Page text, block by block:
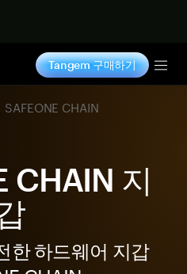
Tangem 구매하기
SAFEONE CHAIN
CHAIN 지
한 하드웨어 지갑